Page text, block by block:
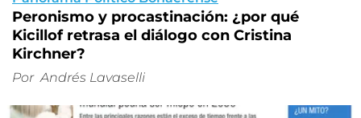
Peronismo y procastinación: ¿por qué
Kicillof retrasa el diálogo con Cristina
Kirchner?
Por Andrés Lavaselli